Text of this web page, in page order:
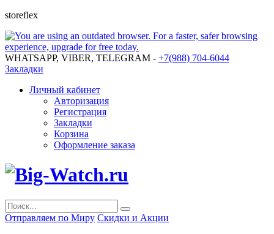
storeflex
WHATSAPP, VIBER, TELEGRAM - +7(988) 704-6044
Закладки
Личный кабинет
Авторизация
Регистрация
Закладки
Корзина
Оформление заказа
Отправляем по Миру Скидки и Акции